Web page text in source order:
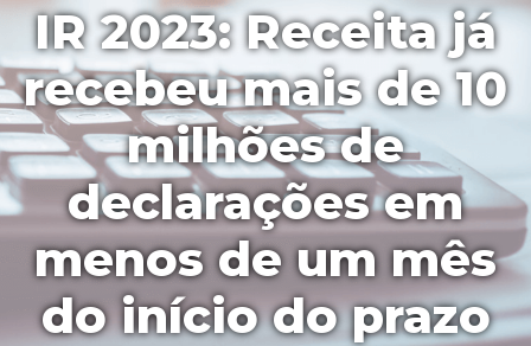
IR 2023: Receita já
recebeu mais de 10
milhões de
declarações em
menos de um mês
do início do prazo